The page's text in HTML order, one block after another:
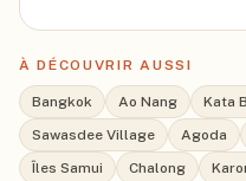
À DÉCOUVRIR AUSSI
Bangkok Ao Nang Kata
Sawasdee Village
Agoda
Îles Samui
Chalong